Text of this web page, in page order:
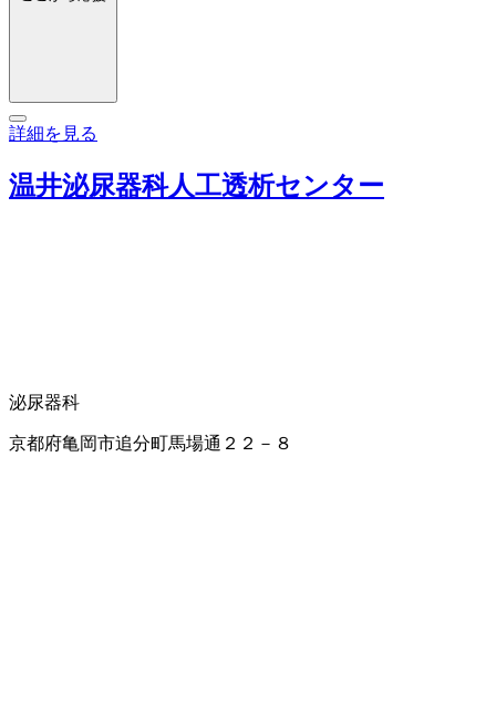
詳細を見る
温井泌尿器科人工透析センター
泌尿器科
京都府亀岡市追分町馬場通２２－８